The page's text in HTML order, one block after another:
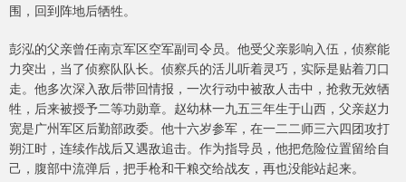
围，回到阵地后牺牲。
彭泓的父亲曾任南京军区空军副司令员。他受父亲影响入伍，侦察能
力突出，当了侦察队队长。侦察兵的活儿听着灵巧，实际是贴着刀口
走。他多次深入敌后带回情报，一次行动中被敌人击中，抢救无效牺
牲，后来被授予二等功勋章。赵幼林一九五三年生于山西，父亲赵力
宽是广州军区后勤部政委。他十六岁参军，在一二二师三六四团攻打
朔江时，连续作战后又遇敌追击。作为指导员，他把危险位置留给自
己，腹部中流弹后，把手枪和干粮交给战友，再也没能站起来。